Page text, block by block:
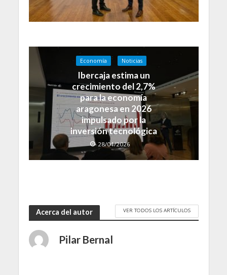
Economía Noticias
Ibercaja estima un
crecimiento del 2,7%
para la economía
aragonesa en 2026
impulsado por la
inversión tecnológica
28/04/2026
Acerca del autor VER TODOS LOS ARTÍCULOS
Pilar Bernal